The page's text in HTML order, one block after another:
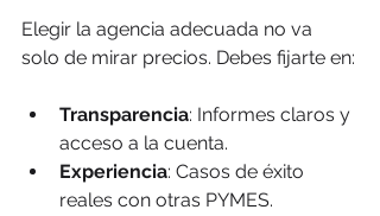
Elegir la agencia adecuada no va
solo de mirar precios. Debes fijarte en:
Transparencia: Informes claros y
acceso a la cuenta.
Experiencia: Casos de éxito
reales con otras PYMES.